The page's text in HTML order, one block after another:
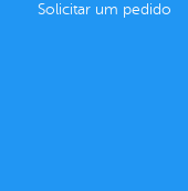
Solicitar um pedido